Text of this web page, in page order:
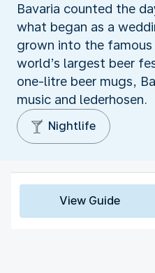
Bavaria counted the
what began as a
grown into the
world’s largest beer
one-litre beer mugs,
music and lederhosen.
Nightlife
View Guide